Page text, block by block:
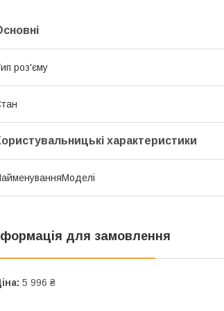
роз'єму
характеристики
для замовлення
5 996 ₴